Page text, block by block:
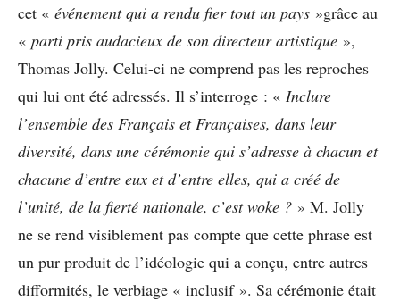
cet « événement qui a rendu fier tout un pays »grâce au
« parti pris audacieux de son directeur artistique »,
Thomas Jolly. Celui-ci ne comprend pas les reproches
qui lui ont été adressés. Il s’interroge : « Inclure
l’ensemble des Français et Françaises, dans leur
diversité, dans une cérémonie qui s’adresse à chacun et
chacune d’entre eux et d’entre elles, qui a créé de
l’unité, de la fierté nationale, c’est woke ? » M. Jolly
ne se rend visiblement pas compte que cette phrase est
un pur produit de l’idéologie qui a conçu, entre autres
difformités, le verbiage « inclusif ». Sa cérémonie était